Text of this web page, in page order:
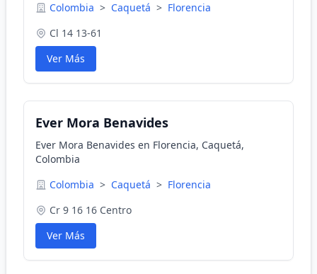
Colombia > Caquetá > Florencia
Cl 14 13-61
Ver Más
Ever Mora Benavides
Ever Mora Benavides en Florencia, Caquetá,
Colombia
Colombia > Caquetá > Florencia
Cr 9 16 16 Centro
Ver Más